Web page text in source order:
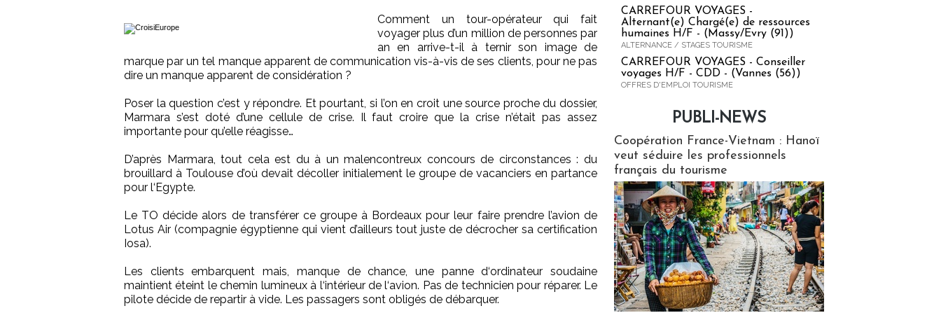
Comment un tour-opérateur qui fait
voyager plus d’un million de personnes par
an en arrive-t-il à ternir son image de
marque par un tel manque apparent de communication vis-à-vis de ses clients, pour ne pas
dire un manque apparent de considération ?
Poser la question c’est y répondre. Et pourtant, si l’on en croit une source proche du dossier,
Marmara s’est doté d’une cellule de crise. Il faut croire que la crise n’était pas assez
importante pour qu’elle réagisse…
D’après Marmara, tout cela est du à un malencontreux concours de circonstances : du
brouillard à Toulouse d’où devait décoller initialement le groupe de vacanciers en partance
pour l‘Egypte.
Le TO décide alors de transférer ce groupe à Bordeaux pour leur faire prendre l’avion de
Lotus Air (compagnie égyptienne qui vient d’ailleurs tout juste de décrocher sa certification
Iosa).
Les clients embarquent mais, manque de chance, une panne d‘ordinateur soudaine
maintient éteint le chemin lumineux à l‘intérieur de l‘avion. Pas de technicien pour réparer. Le
pilote décide de repartir à vide. Les passagers sont obligés de débarquer.
CARREFOUR VOYAGES -
Alternant(e) Chargé(e) de ressources
humaines H/F - (Massy/Evry (91))
ALTERNANCE / STAGES TOURISME
CARREFOUR VOYAGES - Conseiller
voyages H/F - CDD - (Vannes (56))
OFFRES D'EMPLOI TOURISME
PUBLI-NEWS
Coopération France-Vietnam : Hanoï
veut séduire les professionnels
français du tourisme